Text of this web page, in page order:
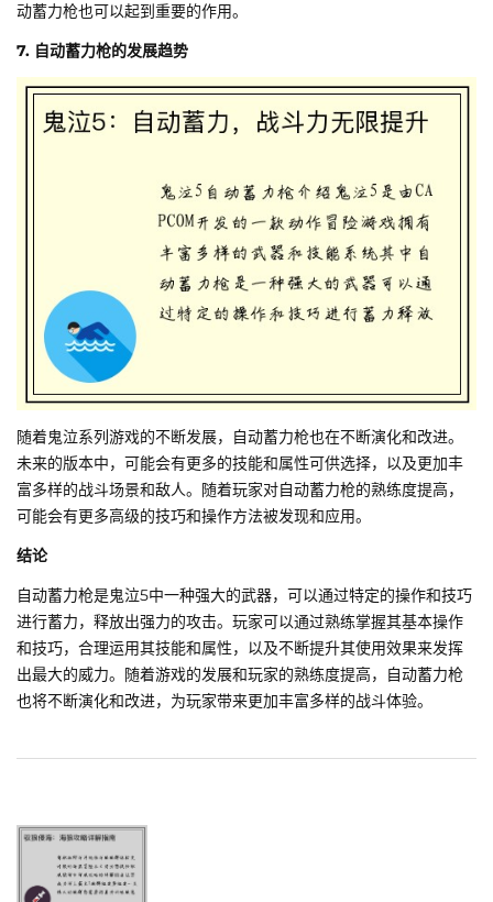
动蓄力枪也可以起到重要的作用。
7. 自动蓄力枪的发展趋势
随着鬼泣系列游戏的不断发展，自动蓄力枪也在不断演化和改进。
未来的版本中，可能会有更多的技能和属性可供选择，以及更加丰
富多样的战斗场景和敌人。随着玩家对自动蓄力枪的熟练度提高，
可能会有更多高级的技巧和操作方法被发现和应用。
结论
自动蓄力枪是鬼泣5中一种强大的武器，可以通过特定的操作和技巧
进行蓄力，释放出强力的攻击。玩家可以通过熟练掌握其基本操作
和技巧，合理运用其技能和属性，以及不断提升其使用效果来发挥
出最大的威力。随着游戏的发展和玩家的熟练度提高，自动蓄力枪
也将不断演化和改进，为玩家带来更加丰富多样的战斗体验。